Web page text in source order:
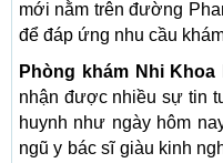
mới nằm trên đường
để đáp ứng nhu cầu
Phòng khám Nhi Khoa
nhận được nhiều sự tin
huynh như ngày hôm
ngũ y bác sĩ giàu kinh